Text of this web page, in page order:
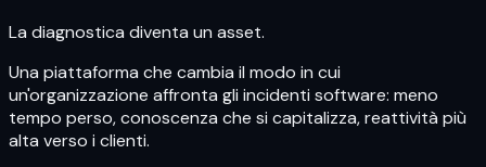
La diagnostica diventa un asset.
Una piattaforma che cambia il modo in cui
un'organizzazione affronta gli incidenti software: meno
tempo perso, conoscenza che si capitalizza, reattività più
alta verso i clienti.